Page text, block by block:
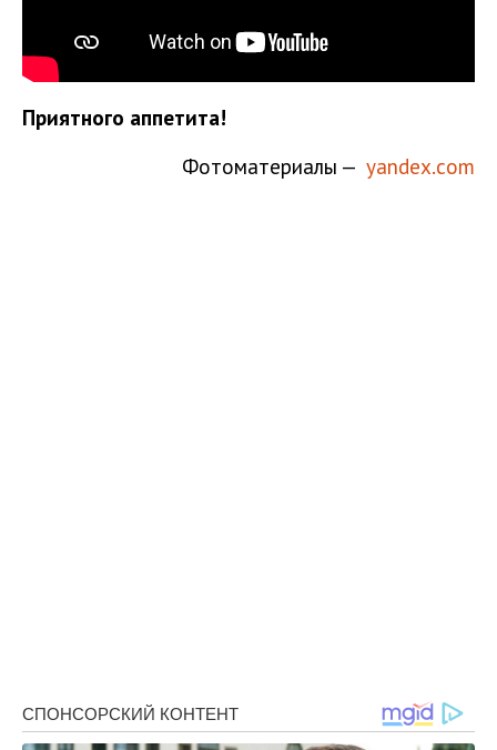
Приятного аппетита!
Фотоматериалы — yandex.com